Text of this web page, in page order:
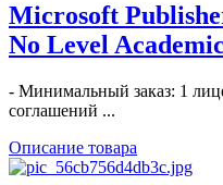
Microsoft
No Level
- Минимальный заказ: 1
соглашений ...
Описание товара